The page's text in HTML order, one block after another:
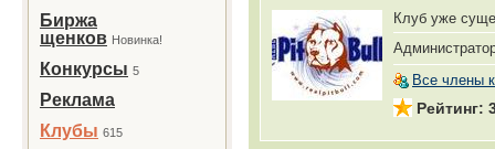
Биржа
щенков Новинка!
Конкурсы 5
Реклама
Клубы 615
Клуб уже
Все члены
Рейтинг: